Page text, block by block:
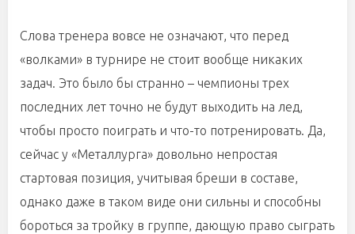
Слова тренера вовсе не означают, что перед
«волками» в турнире не стоит вообще никаких
задач. Это было бы странно – чемпионы трех
последних лет точно не будут выходить на лед,
чтобы просто поиграть и что-то потренировать. Да,
сейчас у «Металлурга» довольно непростая
стартовая позиция, учитывая бреши в составе,
однако даже в таком виде они сильны и способны
бороться за тройку в группе, дающую право сыграть